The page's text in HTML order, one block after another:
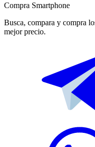
Compra Smartphone
Busca, compara y compra
mejor precio.